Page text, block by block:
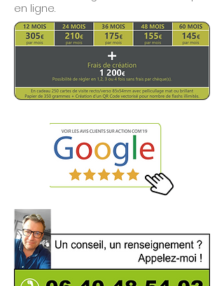
en ligne.